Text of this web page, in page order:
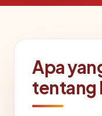
Apa
tentang